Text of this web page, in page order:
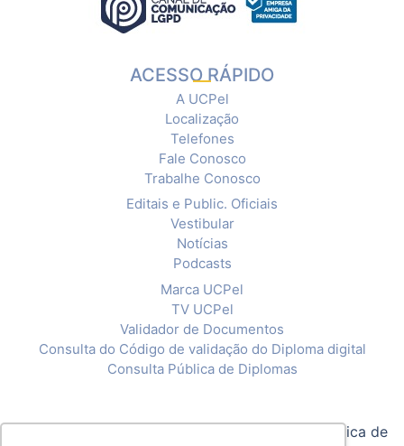
ACESSO RÁPIDO
A UCPel
Localização
Telefones
Fale Conosco
Trabalhe Conosco
Editais e Public. Oficiais
Vestibular
Notícias
Podcasts
Marca UCPel
TV UCPel
Validador de Documentos
Consulta do Código de validação do Diploma digital
Consulta Pública de Diplomas
Política de